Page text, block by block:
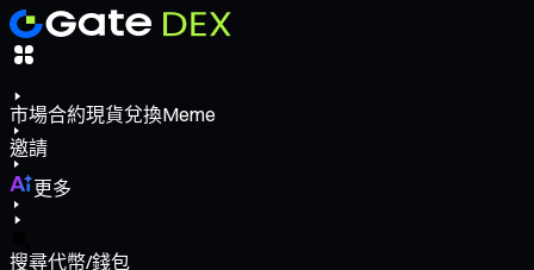
市場合約現貨兌換Meme
邀請
更多
搜尋代幣/錢包